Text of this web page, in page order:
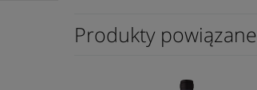
Produkty powiązane